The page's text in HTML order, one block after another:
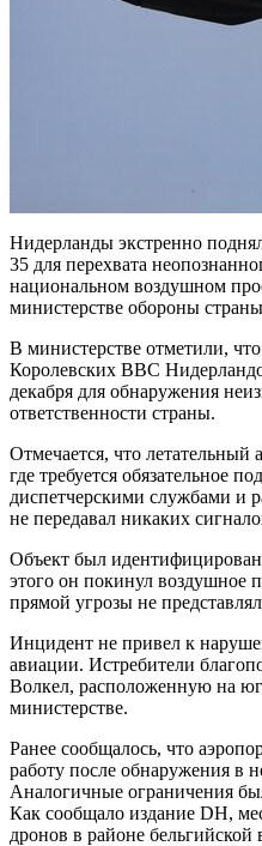
Нидерланды экстренно
35 для перехвата
национальном воздушном
министерстве обороны
В министерстве отметили,
Королевских ВВС
декабря для обнаружения
ответственности страны.
Отмечается, что летательный
где требуется обязательное
диспетчерскими службами и
не передавал никаких
Объект был
этого он покинул воздушное
прямой угрозы не
Инцидент не привел к
авиации. Истребители
Волкел, расположенную на
министерстве.
Ранее сообщалось, что
работу после обнаружения в
Аналогичные ограничения
Как сообщало издание DH,
дронов в районе